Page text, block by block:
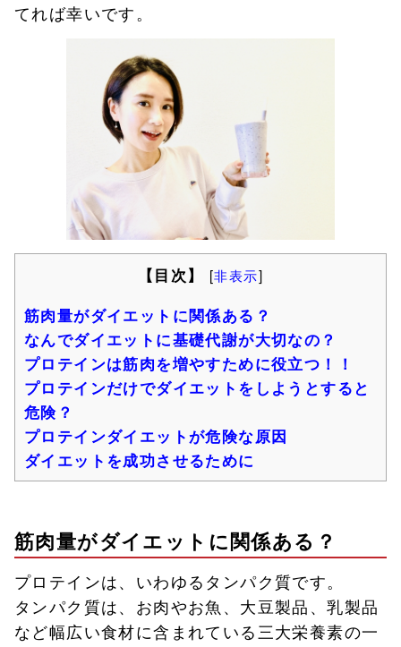
てれば幸いです。
【目次】 [非表示]
筋肉量がダイエットに関係ある？
なんでダイエットに基礎代謝が大切なの？
プロテインは筋肉を増やすために役立つ！！
プロテインだけでダイエットをしようとすると
危険？
プロテインダイエットが危険な原因
ダイエットを成功させるために
筋肉量がダイエットに関係ある？
プロテインは、いわゆるタンパク質です。
タンパク質は、お肉やお魚、大豆製品、乳製品
など幅広い食材に含まれている三大栄養素の一